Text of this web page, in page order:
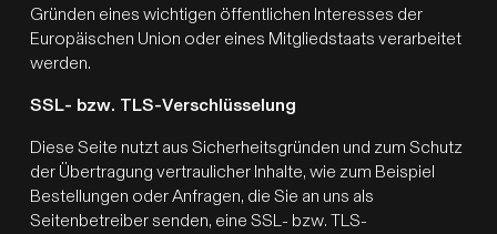
Gründen eines wichtigen öffentlichen Interesses der
Europäischen Union oder eines Mitgliedstaats verarbeitet
werden.
SSL- bzw. TLS-Verschlüsselung
Diese Seite nutzt aus Sicherheitsgründen und zum Schutz
der Übertragung vertraulicher Inhalte, wie zum Beispiel
Bestellungen oder Anfragen, die Sie an uns als
Seitenbetreiber senden, eine SSL- bzw. TLS-